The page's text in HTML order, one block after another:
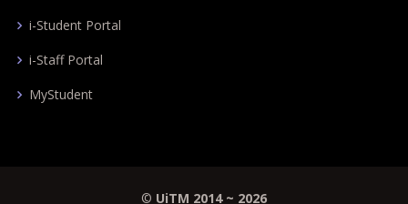
i-Student Portal
i-Staff Portal
MyStudent
© UiTM 2014 ~ 2026